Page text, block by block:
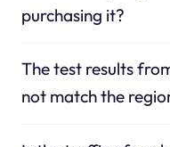
purchasing it?
The test results
not match the